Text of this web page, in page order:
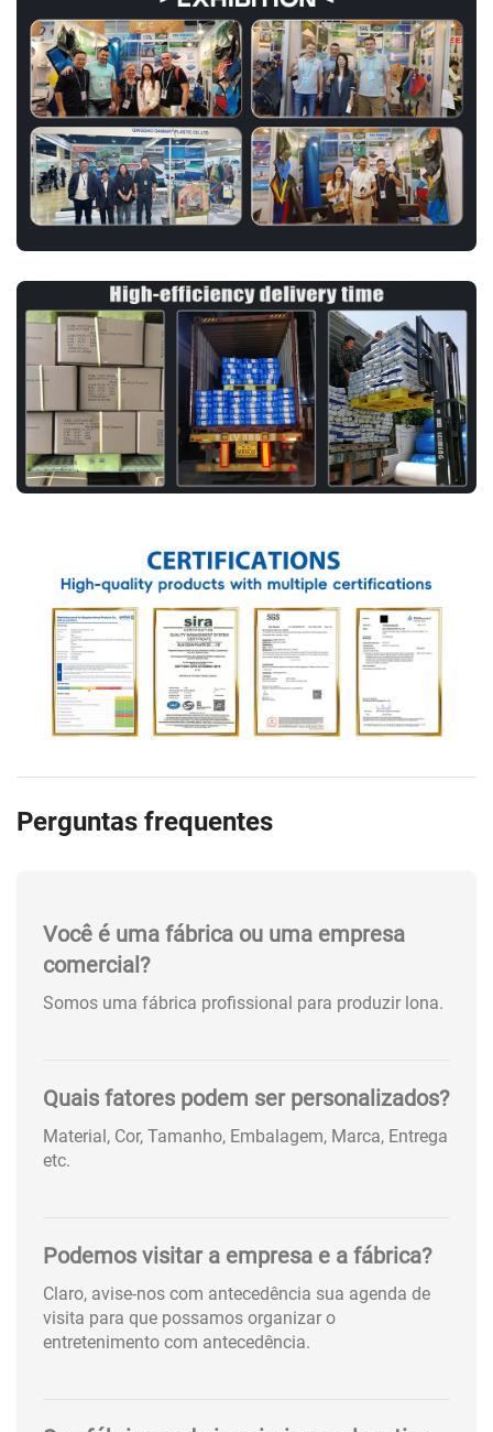
Perguntas frequentes
Você é uma fábrica ou uma empresa
comercial?
Somos uma fábrica profissional para produzir lona.
Quais fatores podem ser personalizados?
Material, Cor, Tamanho, Embalagem, Marca, Entrega
etc.
Podemos visitar a empresa e a fábrica?
Claro, avise-nos com antecedência sua agenda de
visita para que possamos organizar o
entretenimento com antecedência.